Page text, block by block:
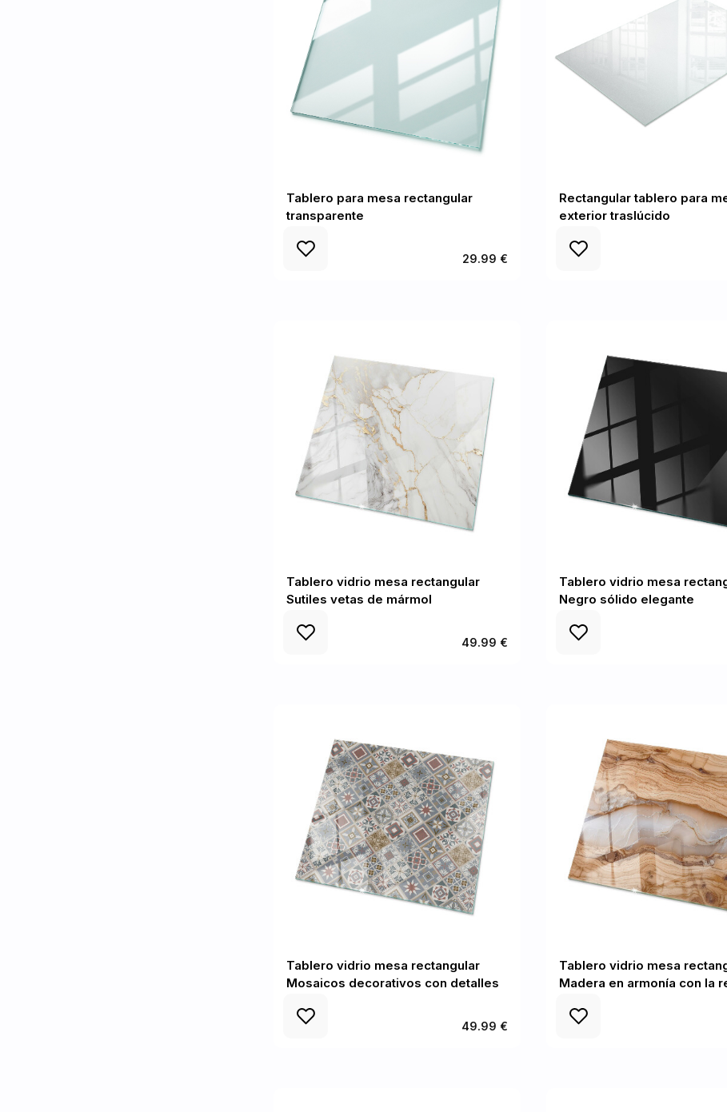
Tablero para mesa rectangular
transparente
29.99 €
Rectangular tablero para
exterior traslúcido
Tablero vidrio mesa rectangular
Sutiles vetas de mármol
49.99 €
Tablero vidrio mesa
Negro sólido elegante
Tablero vidrio mesa rectangular
Mosaicos decorativos con detalles
49.99 €
Tablero vidrio mesa
Madera en armonía con la